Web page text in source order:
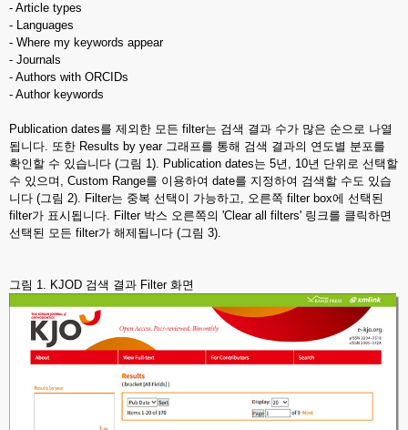
- Article types
- Languages
- Where my keywords appear
- Journals
- Authors with ORCIDs
- Author keywords
Publication dates를 제외한 모든 filter는 검색 결과 수가 많은 순으로 나열
됩니다. 또한 Results by year 그래프를 통해 검색 결과의 연도별 분포를
확인할 수 있습니다 (그림 1). Publication dates는 5년, 10년 단위로 선택할
수 있으며, Custom Range를 이용하여 date를 지정하여 검색할 수도 있습
니다 (그림 2). Filter는 중복 선택이 가능하고, 오른쪽 filter box에 선택된
filter가 표시됩니다. Filter 박스 오른쪽의 'Clear all filters' 링크를 클릭하면
선택된 모든 filter가 해제됩니다 (그림 3).
그림 1. KJOD 검색 결과 Filter 화면